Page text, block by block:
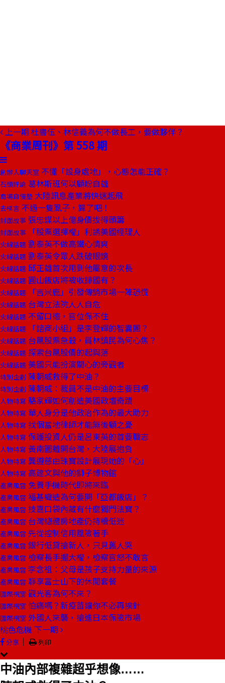
上一期 杜書伍、林信義為何不做長工，要做夥伴？
《商業周刊》第 558 期
創辦人聊天室 不懂「設身處地」，心態怎能正確？
石頭評論 葛林斯班何以顧盼自雄
商場自慢塾 大陸訊息產業將快速起飛
去梯言 不過一隻虱子，算了吧！
封面故事 張忠謀以上億身價拔得頭籌
封面故事 「股票選擇權」利誘美國經理人
火線話題 劉泰英不做高鐵心情爽
火線話題 劉泰英令眾人跌破眼鏡
火線話題 邱正雄首次用到他屬意的次長
火線話題 圓山飯店將被收歸國有？
火線話題 「吉米鹿」引發傳銷市場一陣恐慌
火線話題 台灣立法院人人自危
火線話題 不留口德，官位保不住
火線話題 「諮商小組」是李登輝的智囊團？
火線話題 台鳳股票急殺，員林鎮民為何心焦？
火線話題 探索台鳳股價的起與落
火線話題 美國只能扮演關心的旁觀者
特別企劃 陳朝威救得了中油？
特別企劃 陳朝威：裁員不是中油的主要目標
人物特寫 駱家輝如何創造美國政壇奇蹟
人物特寫 華人身分是他政治作為的最大助力
人物特寫 找個當地律師才能無後顧之憂
人物特寫 保護投資人仍是呂東英的首要職志
人物特寫 黃南圖離開台灣，大陸展抱負
人物特寫 龔遵慈由珠寶設計展現她的「心」
人物特寫 高建文與他的獅子博物館
產業風雲 免費手機時代即將來臨
產業風雲 福基織造為何要開「亞都飯店」？
產業風雲 技嘉口袋內藏有什麼獨門法寶？
產業風雲 台灣總體房地產仍持續低迷
產業風雲 先從控制信用風險著手
產業風雲 銀行低貸搶新人，只見舊人哭
產業風雲 檢察長手握大權，檢察官怒不敢言
產業風雲 李念祖：父母是孩子支持力量的來源
產業風雲 靜享富士山下的休閒套餐
國際視窗 觀光客為何不來？
國際視窗 怕痛嗎？新疫苗讓你不必再挨針
國際視窗 外國人來襲，搶進日本保險市場
桃色危機 下一期
分享 ｜ 列印
中油內部複雜超乎想像……